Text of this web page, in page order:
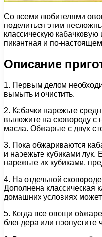
Со всеми любителями
поделиться этим
классическую кабачковую
пикантная и по-
Описание
1. Первым делом
вымыть и очистить.
2. Кабачки нарежьте
выложите на сковороду с
масла. Обжарьте с двух
3. Пока обжариваются
и нарежьте кубиками лук.
нарежьте их кубиками,
4. На отдельной
Дополнена классическая
домашних условиях
5. Когда все овощи
блендера или пропустите